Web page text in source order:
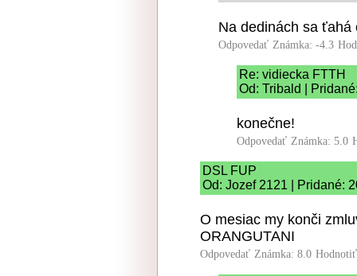
Na dedinách sa ťahá
Odpovedať Známka: -4.3
Re: vidiecka FTTH
Od: Tribald |
konečne!
Odpovedať Známka: 5.0
DSL FUP
Od: Jozef 2121 | Pridané:
O mesiac my konči
ORANGUTANI
Odpovedať Známka: 8.0